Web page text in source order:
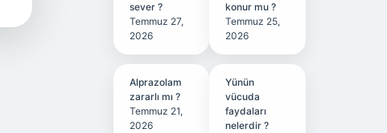
sever ?
Temmuz 27,
2026
konur mu ?
Temmuz 25,
2026
Alprazolam
zararlı mı ?
Temmuz 21,
2026
Yünün
vücuda
faydaları
nelerdir ?